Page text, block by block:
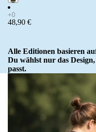
48,90 €
Alle Editionen basieren
Du wählst nur das
passt.